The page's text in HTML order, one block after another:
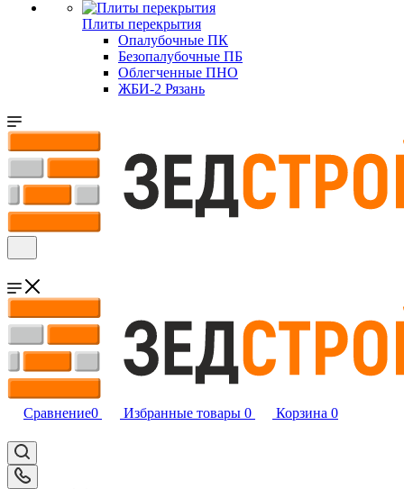
Плиты перекрытия
Опалубочные ПК
Безопалубочные ПБ
Облегченные ПНО
ЖБИ-2 Рязань
Сравнение0 Избранные товары 0 Корзина 0